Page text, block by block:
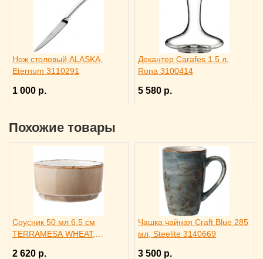
Нож столовый ALASKA,
Eternum 3110291
1 000 р.
Декантер Carafes 1.5 л,
Rona 3100414
5 580 р.
Похожие товары
Соусник 50 мл 6.5 см
TERRAMESA WHEAT,
2 620 р.
Чашка чайная Craft Blue 285
мл, Steelite 3140669
3 500 р.